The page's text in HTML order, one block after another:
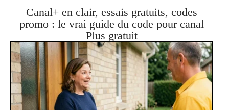
Canal+ en clair, essais gratuits, codes
promo : le vrai guide du code pour canal
Plus gratuit